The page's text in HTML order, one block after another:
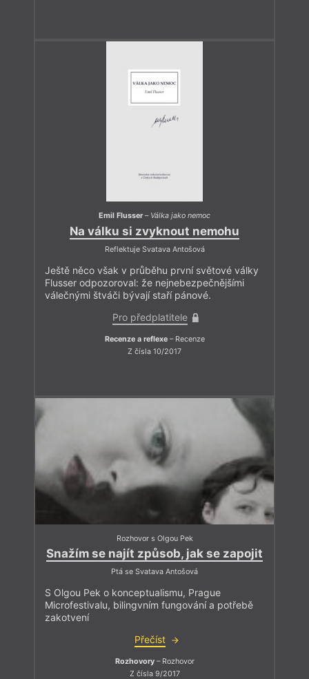
Emil Flusser– Válka jako nemoc
Na válku si zvyknout nemohu
Reflektuje Svatava Antošová
Ještě něco však v průběhu první světové války
Flusser odpozoroval: že nejnebezpečnějšími
válečnými štváči bývají staří pánové.
Pro předplatitele
Recenze a reflexe– Recenze
Z čísla 10/2017
Rozhovor s Olgou Pek
Snažím se najít způsob, jak se zapojit
Ptá se Svatava Antošová
S Olgou Pek o konceptualismu, Prague
Microfestivalu, bilingvním fungování a potřebě
zakotvení
Přečíst
Rozhovory– Rozhovor
Z čísla 9/2017